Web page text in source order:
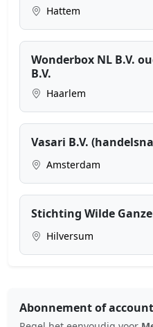
Hattem
Wonderbox NL B.V.
B.V.
Haarlem
Vasari B.V.
Amsterdam
Stichting Wilde
Hilversum
Abonnement of